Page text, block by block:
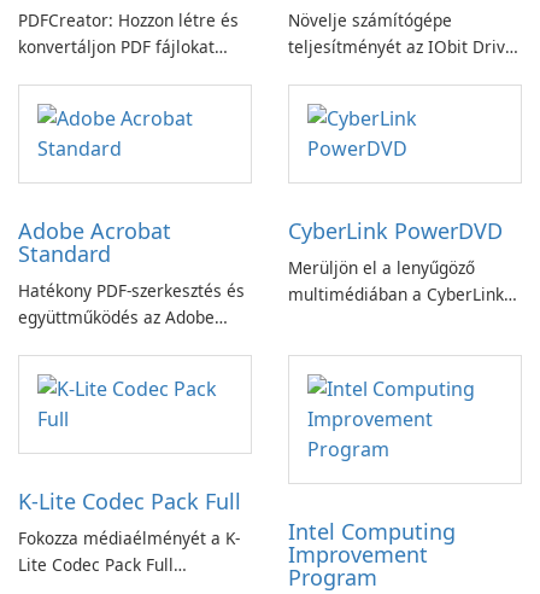
PDFCreator: Hozzon létre és
konvertáljon PDF fájlokat
Növelje számítógépe
teljesítményét az IObit Driver
Adobe Acrobat
Standard
Hatékony PDF-szerkesztés és
együttműködés az Adobe
alkalmazással.
CyberLink PowerDVD
Merüljön el a lenyűgöző
multimédiában a CyberLink
K-Lite Codec Pack Full
Fokozza médiaélményét a K-
Lite Codec Pack Full
Intel Computing
Improvement
Program